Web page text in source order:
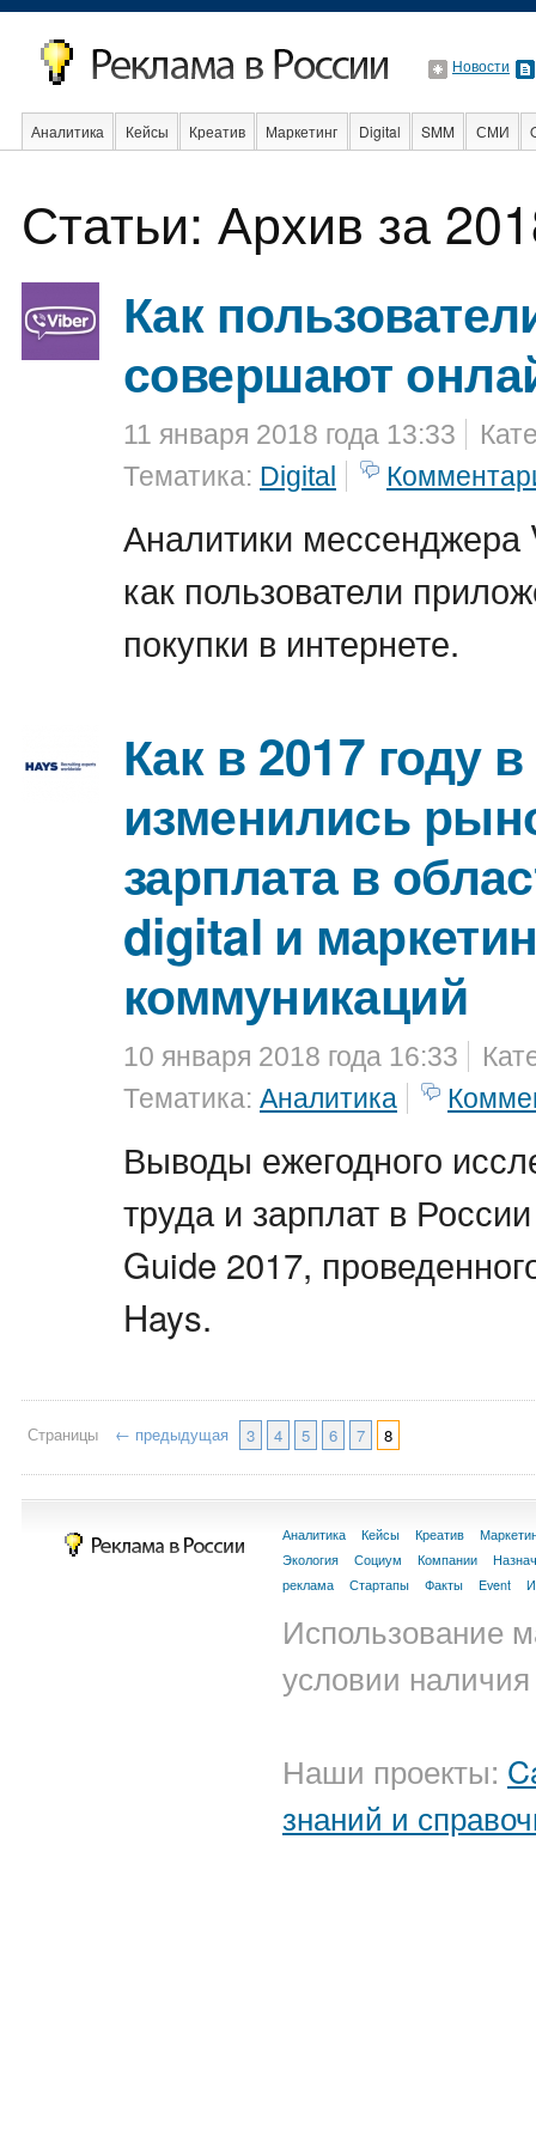
Новости
Аналитика Кейсы Креатив Маркетинг Digital SMM СМИ
Статьи: Архив за
Как
совершают
11 января 2018 года 13:33
Тематика: Digital
Аналитики мессенджера
как пользователи
покупки в интернете.
Как в 2017 году
изменились
зарплата в
digital и
коммуникаций
10 января 2018 года 16:33
Тематика: Аналитика
Выводы ежегодного
труда и зарплат в
Guide 2017,
Hays.
Страницы ← предыдущая 3 4 5 6 7 8
Аналитика Кейсы Креатив
Экология
Социум Компании
реклама
Стартапы Факты Event
Использование
условии
Наши проекты:
знаний и